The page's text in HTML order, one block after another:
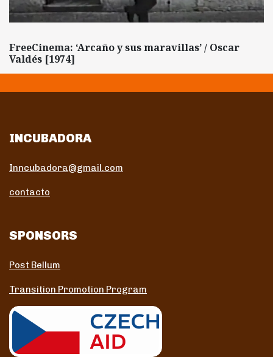
FreeCinema: ‘Arcaño y sus maravillas’ / Oscar
Valdés [1974]
INCUBADORA
Inncubadora@gmail.com
contacto
SPONSORS
Post Bellum
Transition Promotion Program